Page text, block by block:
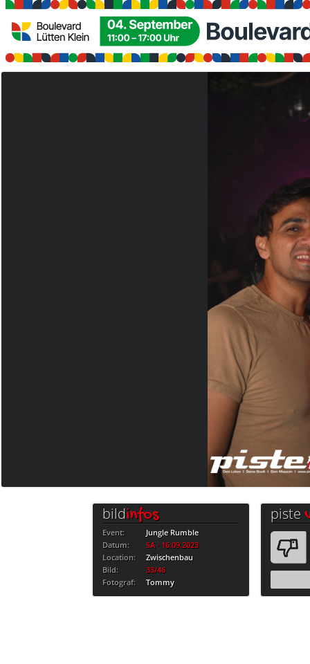
bildinfos
Event:
Jungle Rumble
Datum:
SA · 16.09.2023
Location:
Zwischenbau
Bild:
33/46
Fotograf:
Tommy
piste